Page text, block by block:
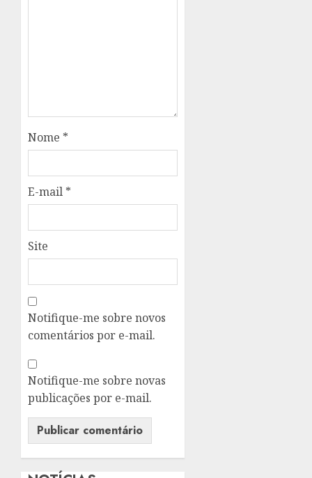
Nome *
E-mail *
Site
Notifique-me sobre novos
comentários por e-mail.
Notifique-me sobre novas
publicações por e-mail.